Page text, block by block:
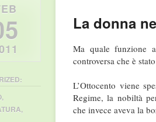
La donna
Ma quale funzione
controversa che è
L’Ottocento viene
Regime, la nobiltà
che invece aveva la
,
,